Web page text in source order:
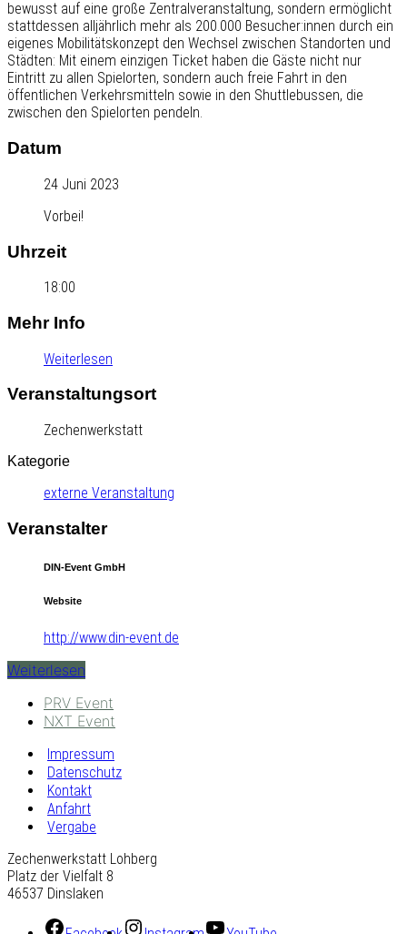
bewusst auf eine große Zentralveranstaltung, sondern ermöglicht
stattdessen alljährlich mehr als 200.000 Besucher:innen durch ein
eigenes Mobilitätskonzept den Wechsel zwischen Standorten und
Städten: Mit einem einzigen Ticket haben die Gäste nicht nur
Eintritt zu allen Spielorten, sondern auch freie Fahrt in den
öffentlichen Verkehrsmitteln sowie in den Shuttlebussen, die
zwischen den Spielorten pendeln.
Datum
24 Juni 2023
Vorbei!
Uhrzeit
18:00
Mehr Info
Weiterlesen
Veranstaltungsort
Zechenwerkstatt
Kategorie
externe Veranstaltung
Veranstalter
DIN-Event GmbH
Website
http://www.din-event.de
Weiterlesen
PRV Event
NXT Event
Impressum
Datenschutz
Kontakt
Anfahrt
Vergabe
Zechenwerkstatt Lohberg
Platz der Vielfalt 8
46537 Dinslaken